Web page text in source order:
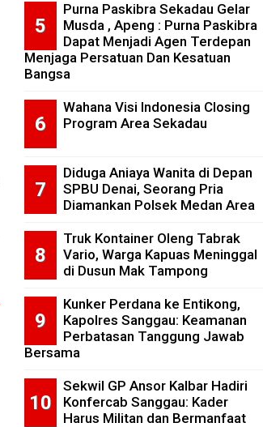
Purna Paskibra Sekadau Gelar
Musda , Apeng : Purna Paskibra
Dapat Menjadi Agen Terdepan
Menjaga Persatuan Dan Kesatuan
Bangsa
Wahana Visi Indonesia Closing
Program Area Sekadau
Diduga Aniaya Wanita di Depan
SPBU Denai, Seorang Pria
Diamankan Polsek Medan Area
Truk Kontainer Oleng Tabrak
Vario, Warga Kapuas Meninggal
di Dusun Mak Tampong
Kunker Perdana ke Entikong,
Kapolres Sanggau: Keamanan
Perbatasan Tanggung Jawab
Bersama
Sekwil GP Ansor Kalbar Hadiri
Konfercab Sanggau: Kader
Harus Militan dan Bermanfaat